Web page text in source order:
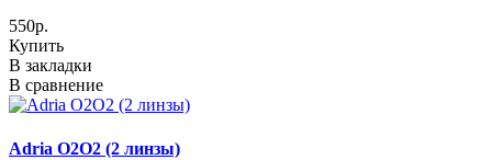
550р.
Купить
В закладки
В сравнение
Adria O2O2 (2 линзы)